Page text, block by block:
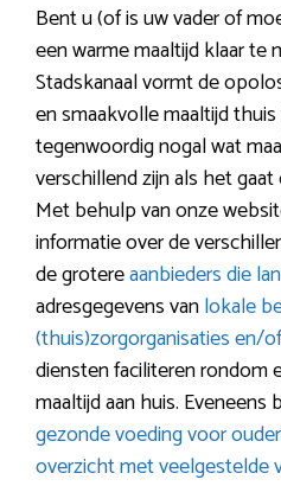
Bent u (of is uw vader of
een warme maaltijd klaar te
Stadskanaal vormt de
en smaakvolle maaltijd
tegenwoordig nogal wat
verschillend zijn als het
Met behulp van onze
informatie over de
de grotereaanbieders die
adresgegevens vanlokale
(thuis)zorgorganisaties en/
diensten faciliteren rondom
maaltijd aan huis. Eveneens
gezonde voeding voor
overzicht met veelgestelde